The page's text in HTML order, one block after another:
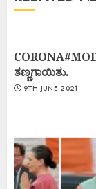
ತಣ್ಣಗಾಯಿತು.
9TH JUNE 2021